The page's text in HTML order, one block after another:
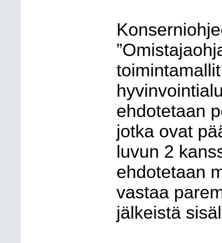
ehdotetaan
jotka ovat
luvun 2
ehdotetaan
vastaa
jälkeistä